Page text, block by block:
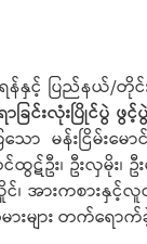
ရန်နှင့် ပြည်နယ်/
ခြင်းလုံးပြိုင်ပွဲ ဖွ
ာ မန်းငြိမ်းမေ
တင်ထွဋ်ဦး၊ ဦးလှ
လှိုင်၊ အားကစား
ားများ တက်ရော